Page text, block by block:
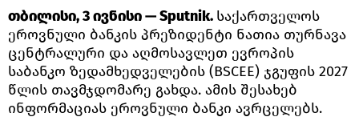
თბილისი, 3 ივნისი — Sputnik. საქართველოს
ეროვნული ბანკის პრეზიდენტი ნათია თურნავა
ცენტრალური და აღმოსავლეთ ევროპის
საბანკო ზედამხედველების (BSCEE) ჯგუფის 2027
წლის თავმჯდომარე გახდა. ამის შესახებ
ინფორმაციას ეროვნული ბანკი ავრცელებს.